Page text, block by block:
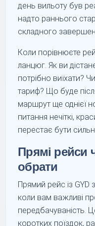
день вильоту був
надто раннього
складного
Коли порівнюєте
ланцюг. Як ви
потрібно виїхати?
тариф? Що буде
маршрут ще однієї
питання нечіткі,
перестає бути
Прямі рейси
обрати
Прямий рейс із GYD
коли вам важливі
передбачуваність.
коротких поїздок,